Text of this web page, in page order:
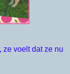
ze voelt dat ze nu